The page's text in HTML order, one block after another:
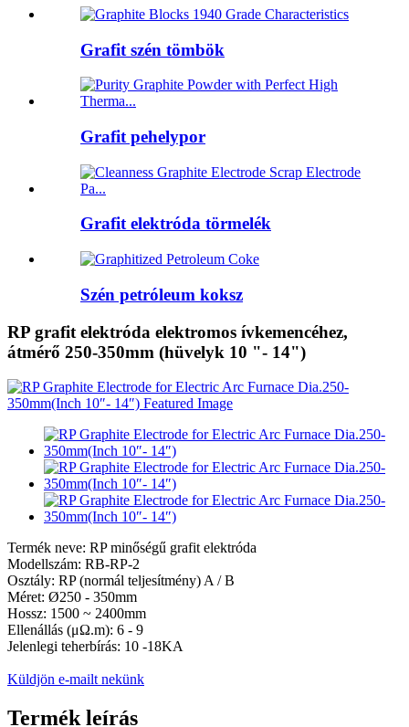
Grafit szén tömbök
Grafit pehelypor
Grafit elektróda törmelék
Szén petróleum koksz
RP grafit elektróda elektromos ívkemencéhez,
átmérő 250-350mm (hüvelyk 10 "- 14")
Termék neve: RP minőségű grafit elektróda
Modellszám: RB-RP-2
Osztály: RP (normál teljesítmény) A / B
Méret: Ø250 - 350mm
Hossz: 1500 ~ 2400mm
Ellenállás (μΩ.m): 6 - 9
Jelenlegi teherbírás: 10 -18KA
Küldjön e-mailt nekünk
Termék leírás